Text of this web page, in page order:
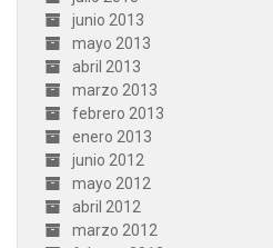
junio 2013
mayo 2013
abril 2013
marzo 2013
febrero 2013
enero 2013
junio 2012
mayo 2012
abril 2012
marzo 2012